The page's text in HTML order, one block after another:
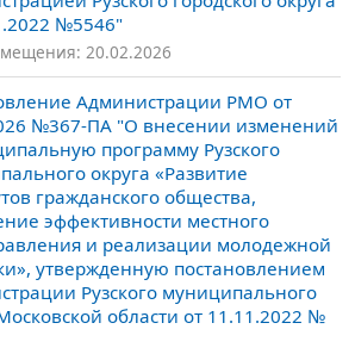
№5546"
20.02.2026
Администрации РМО от
№367-ПА "О внесении изменений
программу Рузского
округа «Развитие
гражданского общества,
эффективности местного
и реализации молодежной
утвержденную постановлением
Рузского муниципального
области от 11.11.2022 №